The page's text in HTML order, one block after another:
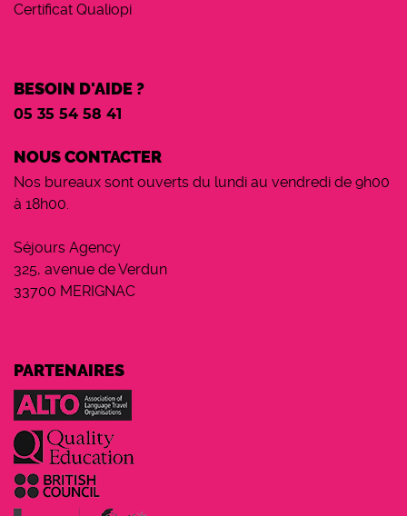
Certificat Qualiopi
BESOIN D'AIDE ?
05 35 54 58 41
NOUS CONTACTER
Nos bureaux sont ouverts du lundi au vendredi de 9h00
à 18h00.
Séjours Agency
325, avenue de Verdun
33700 MERIGNAC
PARTENAIRES